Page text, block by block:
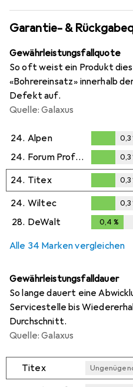
Garantie- &
Gewährleistungsfallquote
So oft weist ein Produkt
«Bohrereinsatz» innerhalb
Defekt auf.
Quelle: Galaxus
24. Alpen
0,3%
0,3
24. Forum Professional Solutions
0,3%
0,3
24. Titex
0,3%
0,3
24. Wiltec
0,3%
0,3
28. DeWalt 0,4 %
Alle 34 Marken vergleichen
Gewährleistungsfalldauer
So lange dauert eine
Servicestelle bis
Durchschnitt.
Quelle: Galaxus
Titex